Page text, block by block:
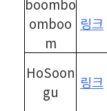
omboo
m
링크
HoSoon
gu
링크